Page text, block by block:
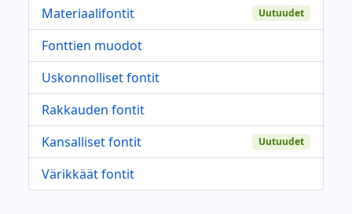
Materiaalifontit
Uutuudet
Fonttien muodot
Uskonnolliset fontit
Rakkauden fontit
Kansalliset fontit
Uutuudet
Värikkäät fontit